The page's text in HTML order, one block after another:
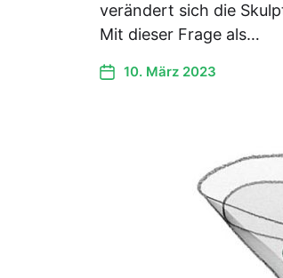
verändert sich die
Mit dieser Frage als…
10. März 2023